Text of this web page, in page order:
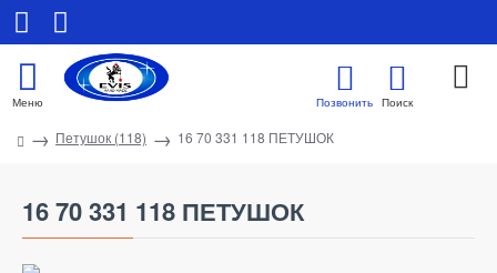
Петушок (118) 16 70 331 118 ПЕТУШОК
16 70 331 118 ПЕТУШОК